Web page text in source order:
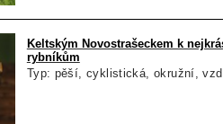
Keltským Novostrašeckem k
rybníkům
Typ: pěší, cyklistická, okružní,